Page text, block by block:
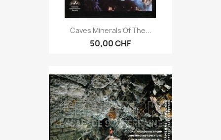
Caves Minerals Of The...
50,00 CHF